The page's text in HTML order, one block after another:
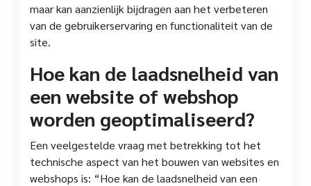
maar kan aanzienlijk bijdragen aan het verbeteren
van de gebruikerservaring en functionaliteit van de
site.
Hoe kan de laadsnelheid van
een website of webshop
worden geoptimaliseerd?
Een veelgestelde vraag met betrekking tot het
technische aspect van het bouwen van websites en
webshops is: “Hoe kan de laadsnelheid van een